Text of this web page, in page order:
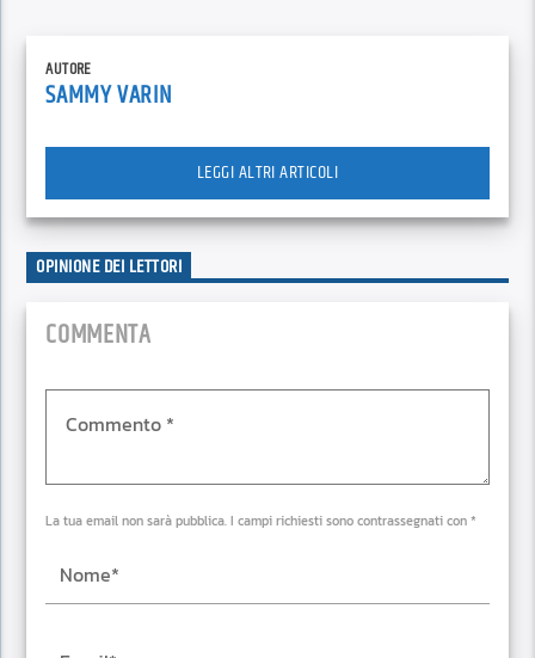
AUTORE
SAMMY VARIN
LEGGI ALTRI ARTICOLI
OPINIONE DEI LETTORI
COMMENTA
La tua email non sarà pubblica. I campi richiesti sono contrassegnati con *